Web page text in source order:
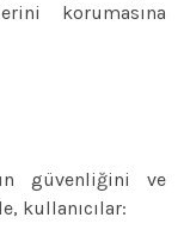
korumasına
güvenliğini ve
kullanıcılar: